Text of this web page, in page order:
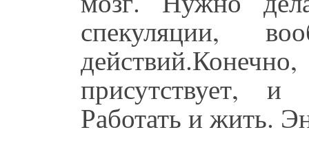
спекуляции,
присутствует,
Работать и жить.